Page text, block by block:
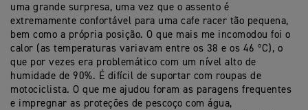
uma grande surpresa, uma vez que o assento é
extremamente confortável para uma cafe racer tão pequena,
bem como a própria posição. O que mais me incomodou foi o
calor (as temperaturas variavam entre os 38 e os 46 ºC), o
que por vezes era problemático com um nível alto de
humidade de 90%. É difícil de suportar com roupas de
motociclista. O que me ajudou foram as paragens frequentes
e impregnar as proteções de pescoço com água,